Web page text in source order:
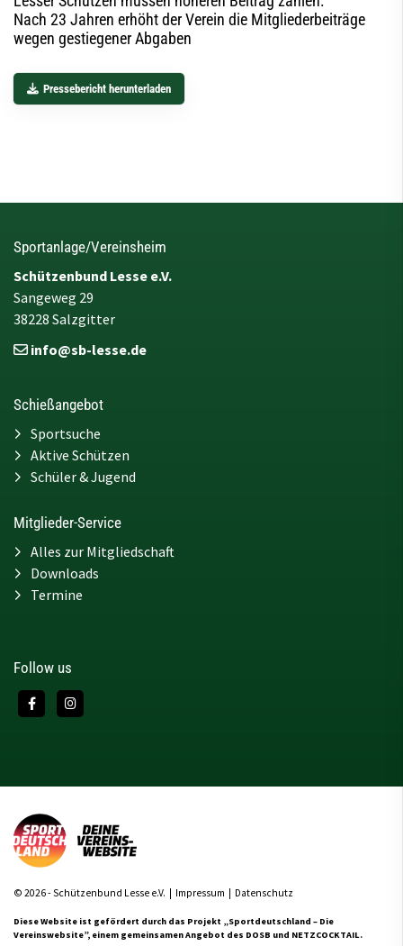
Nach 23 Jahren erhöht der Verein die Mitgliederbeiträge
wegen gestiegener Abgaben
Pressebericht herunterladen
Sportanlage/Vereinsheim
Schützenbund Lesse e.V.
Sangeweg 29
38228 Salzgitter
info@sb-lesse.de
Schießangebot
Sportsuche
Aktive Schützen
Schüler & Jugend
Mitglieder-Service
Alles zur Mitgliedschaft
Downloads
Termine
Follow us
© 2026 - Schützenbund Lesse e.V. | Impressum | Datenschutz
Diese Website ist gefördert durch das Projekt „Sportdeutschland – Die
Vereinswebsite”, einem gemeinsamen Angebot des DOSB und NETZCOCKTAIL.